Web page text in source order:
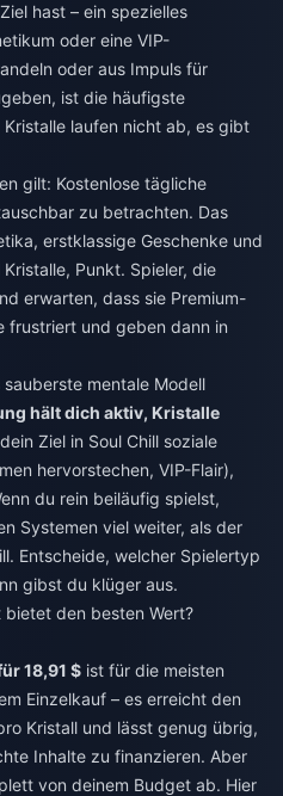
hast – ein spezielles
oder eine VIP-
oder aus Impuls für
ist die häufigste
laufen nicht ab, es gibt
gilt: Kostenlose tägliche
zu betrachten. Das
erstklassige Geschenke und
Punkt. Spieler, die
erwarten, dass sie Premium-
frustriert und geben dann in
mentale Modell
hält dich aktiv, Kristalle
Ziel in Soul Chill soziale
hervorstechen, VIP-Flair),
du rein beiläufig spielst,
Systemen viel weiter, als der
Entscheide, welcher Spielertyp
gibst du klüger aus.
bietet den besten Wert?
18,91 $ ist für die meisten
Einzelkauf – es erreicht den
Kristall und lässt genug übrig,
Inhalte zu finanzieren. Aber
von deinem Budget ab. Hier